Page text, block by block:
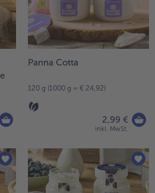
Panna Cotta
120 g (1000 g = € 24,92)
2,99 €
inkl. MwSt.